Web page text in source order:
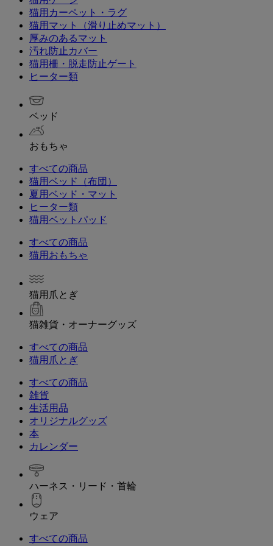
猫用カーペット・ラグ
猫用マット（滑り止めマット）
厚みのあるマット
汚れ防止カバー
猫用柵・脱走防止ゲート
ヒーター類
ベッド
おもちゃ
すべての商品
猫用ベッド（布団）
夏用ベッド・マット
ヒーター類
猫用ベットパッド
すべての商品
猫用おもちゃ
猫用爪とぎ
猫雑貨・オーナーグッズ
すべての商品
猫用爪とぎ
すべての商品
雑貨
生活用品
オリジナルグッズ
本
カレンダー
ハーネス・リード・首輪
ウェア
すべての商品